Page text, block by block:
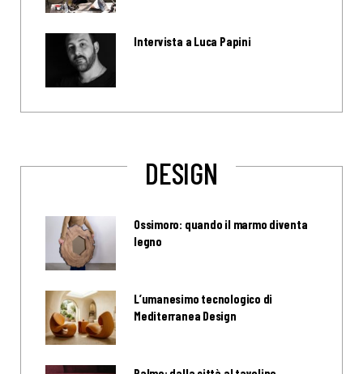
Intervista a Luca Papini
DESIGN
Ossimoro: quando il marmo diventa
legno
L’umanesimo tecnologico di
Mediterranea Design